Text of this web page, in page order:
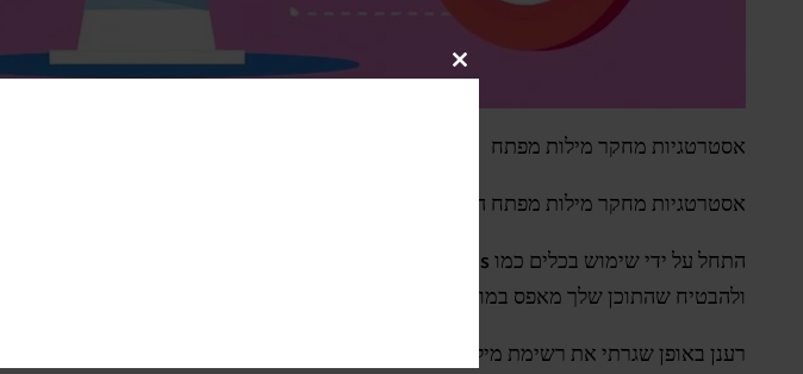
אסטרטגיות מחקר מילות מפתח
אסטרטגיות מחקר מילות מפתח הן חיוניות לכל
מנצחת . כדי
התחל על ידי שימוש בכלים כמו Google Trends
כדי לזהות מילות מפתח בתחילת דרכם,
ולהבטיח שהתוכן שלך מאפס במונחים מרכזיים.
רענן באופן שגרתי את רשימת מילות המפתח שלך בהתבסס על מגמות נפוצות והתנהלות